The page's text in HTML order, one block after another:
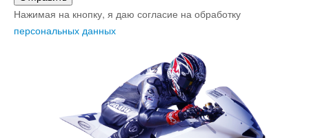
Нажимая на кнопку, я даю согласие на обработку
персональных данных